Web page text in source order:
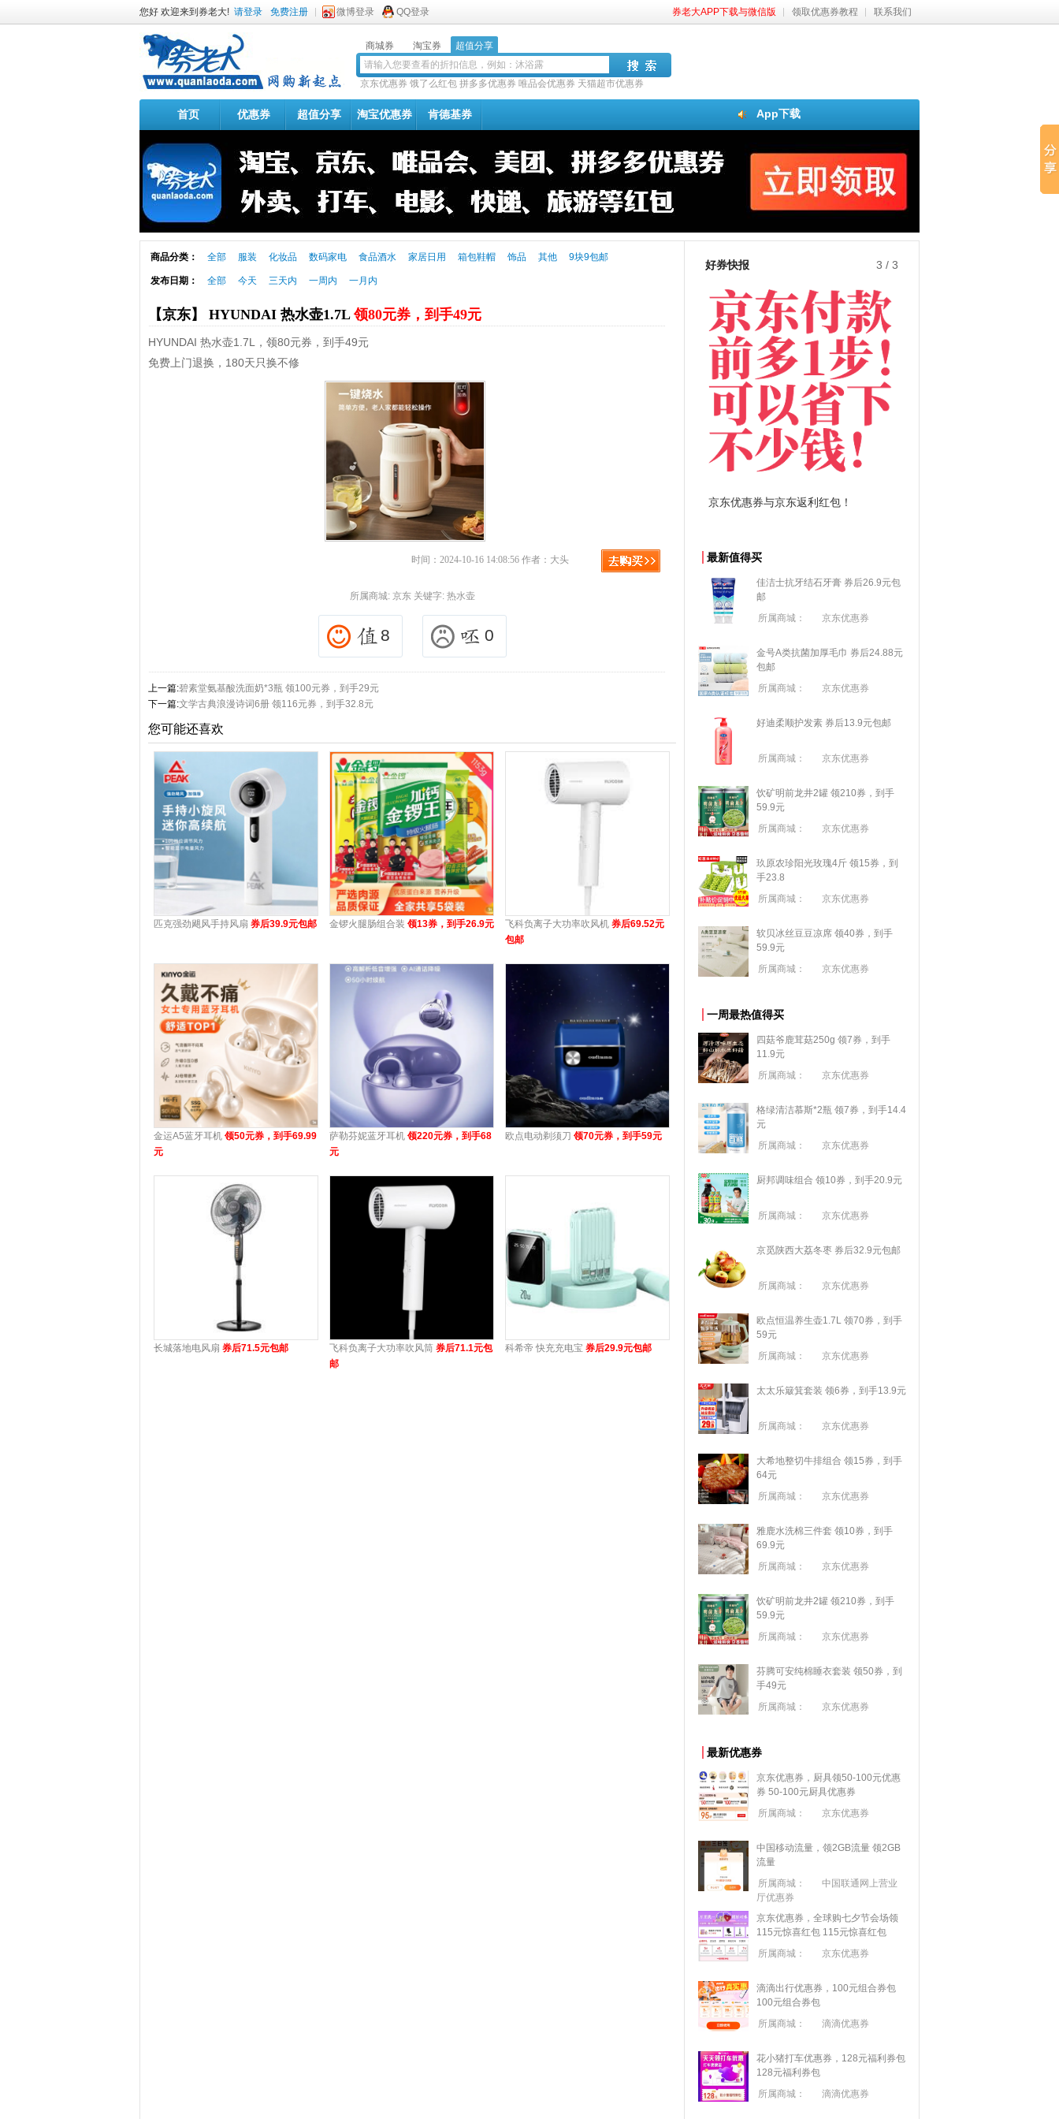
您好 欢迎来到券老大! 请登录 免费注册 微博登录 QQ登录 券老大APP下载与微信版 领取优惠券教程 联系我们
商城券 淘宝券 超值分享
京东优惠券 饿了么红包 拼多多优惠券 唯品会优惠券 天猫超市优惠券
App下载
首页 优惠券 超值分享 淘宝优惠券 肯德基券
商品分类： 全部 服装 化妆品 数码家电 食品酒水 家居日用 箱包鞋帽 饰品 其他 9块9包邮
发布日期： 全部 今天 三天内 一周内 一月内
【京东】 HYUNDAI 热水壶1.7L领80元券，到手49元
HYUNDAI 热水壶1.7L，领80元券，到手49元
免费上门退换，180天只换不修
时间：2024-10-16 14:08:56 作者：大头
所属商城: 京东关键字: 热水壶
8 0
上一篇:碧素堂氨基酸洗面奶*3瓶 领100元券，到手29元
下一篇:文学古典浪漫诗词6册 领116元券，到手32.8元
您可能还喜欢
匹克强劲飓风手持风扇 券后39.9元包邮 金锣火腿肠组合装 领13券，到手26.9元 飞科负离子大功率吹风机 券后69.52元
包邮
金运A5蓝牙耳机 领50元券，到手69.99
元
萨勒芬妮蓝牙耳机 领220元券，到手68
元
欧点电动剃须刀 领70元券，到手59元
长城落地电风扇 券后71.5元包邮 飞科负离子大功率吹风筒 券后71.1元包
邮
科希帝 快充充电宝 券后29.9元包邮
好券快报 3 / 3
淘宝优惠券+淘宝返利 京东优惠券与京东返利红包！ 拼多多优惠券+拼多多返利
最新值得买
佳洁士抗牙结石牙膏 券后26.9元包
邮
所属商城：
京东优惠券
金号A类抗菌加厚毛巾 券后24.88元
包邮
所属商城：
京东优惠券
好迪柔顺护发素 券后13.9元包邮
所属商城： 京东优惠券
饮矿明前龙井2罐 领210券，到手
59.9元
所属商城：
京东优惠券
玖原农珍阳光玫瑰4斤 领15券，到
手23.8
所属商城：
京东优惠券
软贝冰丝豆豆凉席 领40券，到手
59.9元
所属商城：
京东优惠券
一周最热值得买
四菇爷鹿茸菇250g 领7券，到手
11.9元
所属商城：
京东优惠券
格绿清洁慕斯*2瓶 领7券，到手14.4
元
所属商城：
京东优惠券
厨邦调味组合 领10券，到手20.9元
所属商城： 京东优惠券
京觅陕西大荔冬枣 券后32.9元包邮
所属商城： 京东优惠券
欧点恒温养生壶1.7L 领70券，到手
59元
所属商城：
京东优惠券
太太乐簸箕套装 领6券，到手13.9元
所属商城： 京东优惠券
大希地整切牛排组合 领15券，到手
64元
所属商城：
京东优惠券
雅鹿水洗棉三件套 领10券，到手
69.9元
所属商城：
京东优惠券
饮矿明前龙井2罐 领210券，到手
59.9元
所属商城：
京东优惠券
芬腾可安纯棉睡衣套装 领50券，到
手49元
所属商城：
京东优惠券
最新优惠券
京东优惠券，厨具领50-100元优惠
券 50-100元厨具优惠券
所属商城：
京东优惠券
中国移动流量，领2GB流量 领2GB
流量
所属商城：
中国联通网上营业
厅优惠券
京东优惠券，全球购七夕节会场领
115元惊喜红包 115元惊喜红包
所属商城：
京东优惠券
滴滴出行优惠券，100元组合券包
100元组合券包
所属商城：
滴滴优惠券
花小猪打车优惠券，128元福利券包
128元福利券包
所属商城：
滴滴优惠券